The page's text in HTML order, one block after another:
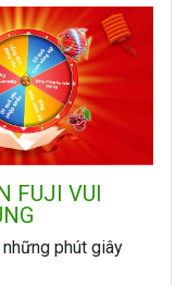
FUJI VUI
phút giây